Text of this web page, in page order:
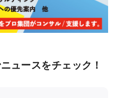
ュースをチェック！